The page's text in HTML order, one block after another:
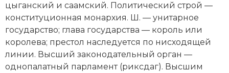
Образование
Общественные объединения и организации
Политическая история
цыганский и саамский. Политический строй —
конституционная монархия. Ш. — унитарное
государство; глава государства — король или
королева; престол наследуется по нисходящей
линии. Высший законодательный орган —
однопалатный парламент (риксдаг). Высшим